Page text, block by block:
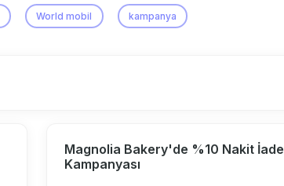
World mobil kampanya
Magnolia Bakery'de %10 Nakit İade
Kampanyası